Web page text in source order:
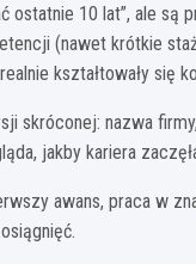
ostatnie 10 lat”, ale są
(nawet krótkie
kształtowały się
skróconej: nazwa
jakby kariera
awans, praca w